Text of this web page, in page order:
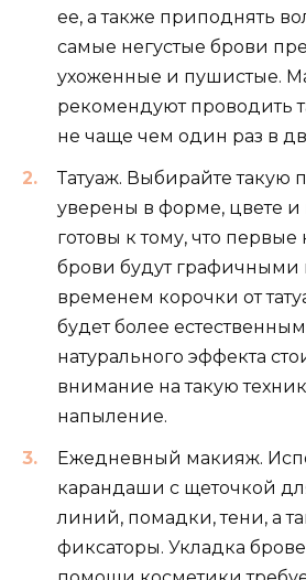
ее, а также приподнять
самые негустые брови
ухоженные и пушистые.
рекомендуют проводить
не чаще чем один раз в
Татуаж. Выбирайте такую
уверены в форме, цвете и
готовы к тому, что
брови будут
временем корочки от
будет более
натурального эффекта
внимание на такую
напыление.
Ежедневный макияж.
карандаши с щеточкой
линий, помадки, тени, а
фиксаторы. Укладка